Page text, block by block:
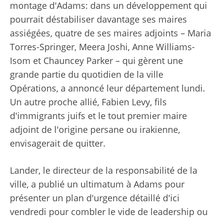
montage d'Adams: dans un développement qui
pourrait déstabiliser davantage ses maires
assiégées, quatre de ses maires adjoints – Maria
Torres-Springer, Meera Joshi, Anne Williams-
Isom et Chauncey Parker – qui gèrent une
grande partie du quotidien de la ville
Opérations, a annoncé leur département lundi.
Un autre proche allié, Fabien Levy, fils
d'immigrants juifs et le tout premier maire
adjoint de l'origine persane ou irakienne,
envisagerait de quitter.
Lander, le directeur de la responsabilité de la
ville, a publié un ultimatum à Adams pour
présenter un plan d'urgence détaillé d'ici
vendredi pour combler le vide de leadership ou